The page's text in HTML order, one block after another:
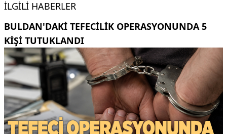
İLGILI HABERLER
BULDAN'DAKI TEFECILIK OPERASYONUNDA 5
KIŞI TUTUKLANDI